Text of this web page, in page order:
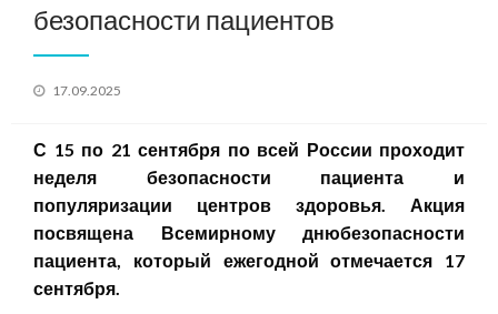
безопасности пациентов
Posted
17.09.2025
С 15 по 21 сентября по всей России проходит
неделя безопасности пациента и
популяризации центров здоровья. Акция
посвящена Всемирномуднюбезопасности
пациента, который ежегодной отмечается 17
сентября.